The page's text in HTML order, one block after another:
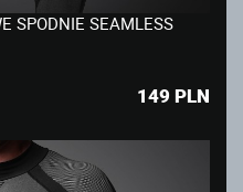
SPODNIE SEAMLESS
149 PLN